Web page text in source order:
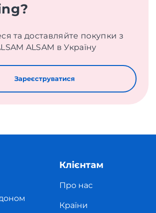
та доставляйте покупки з
ALSAM в Україну
Зареєструватися
Клієнтам
Про нас
Країни